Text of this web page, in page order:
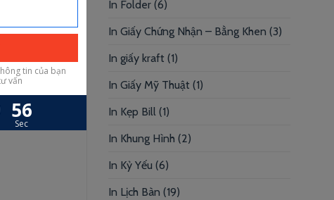
In Folder (6)
In Giấy Chứng Nhận – Bằng Khen (3)
In giấy kraft (1)
In Giấy Mỹ Thuật (1)
In Kẹp Bill (1)
In Khung Hình (2)
In Kỷ Yếu (6)
In Lịch Bàn (19)